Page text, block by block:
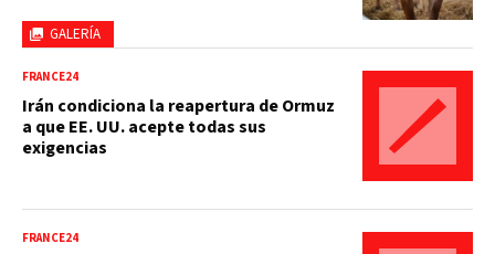
GALERÍA
FRANCE24
Irán condiciona la reapertura de Ormuz
a que EE. UU. acepte todas sus
exigencias
FRANCE24